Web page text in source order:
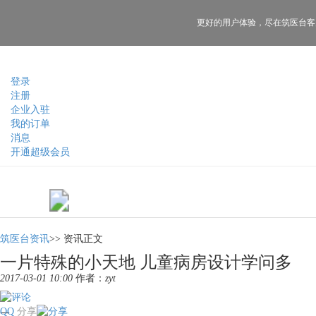
登录
注册
企业入驻
我的订单
消息
开通超级会员
更好的用户体验， 尽在筑医台
筑医台资讯>> 资讯正文
一片特殊的小天地 儿童病房设计学问多
2017-03-01 10:00 作者： zyt
分享
QQ
一